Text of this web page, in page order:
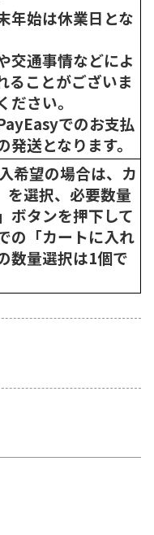
年始は休業日とな
交通事情などによ
ることがございま
さい。
でのお支払
送となります。
希望の場合は、カ
を選択、必要数量
ボタンを押下して
の「カートに入れ
数量選択は1個で